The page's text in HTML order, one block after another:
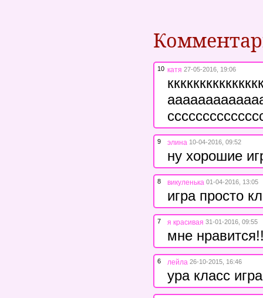
10 катя 27-05-2016, 19:06
9 элина 10-04-2016, 09:52
ну хорошие
8 викуленька 01-04-2016, 13:05
игра просто
7 я красивая 31-01-2016, 09:55
мне
6 лейла 26-10-2015, 16:46
ура класс